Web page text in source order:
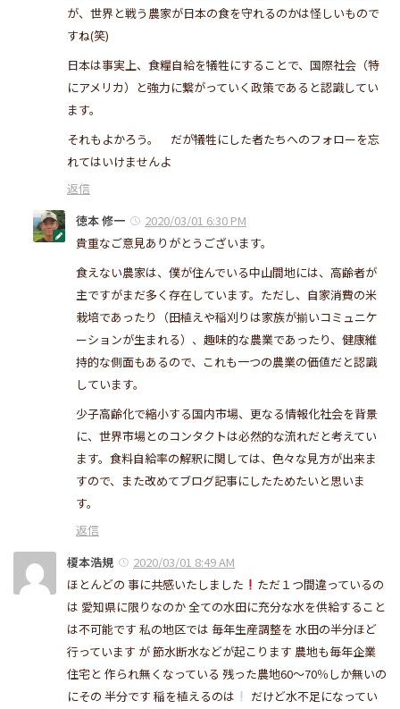
が、世界と戦う農家が日本の食を守れるのかは怪しいもので
すね(笑)
日本は事実上、食糧自給を犠牲にすることで、国際社会（特
にアメリカ）と強力に繋がっていく政策であると認識してい
ます。
それもよかろう。 だが犠牲にした者たちへのフォローを忘
れてはいけませんよ
返信
徳本 修一
2020/03/01 6:30 PM
貴重なご意見ありがとうございます。
食えない農家は、僕が住んでいる中山間地には、高齢者が
主ですがまだ多く存在しています。ただし、自家消費の米
栽培であったり（田植えや稲刈りは家族が揃いコミュニケ
ーションが生まれる）、趣味的な農業であったり、健康維
持的な側面もあるので、これも一つの農業の価値だと認識
しています。
少子高齢化で縮小する国内市場、更なる情報化社会を背景
に、世界市場とのコンタクトは必然的な流れだと考えてい
ます。食料自給率の解釈に関しては、色々な見方が出来ま
すので、また改めてブログ記事にしたためたいと思いま
す。
返信
榎本浩規
2020/03/01 8:49 AM
ほとんどの 事に共感いたしました
ただ１つ間違っているの
は 愛知県に限りなのか 全ての水田に充分な水を供給すること
は不可能です 私の地区では 毎年生産調整を 水田の半分ほど
行っています が 節水断水などが起こります 農地も毎年企業
住宅と 作られ無くなっている 残った農地60～70％しか無いの
にその 半分です 稲を植えるのは
だけど水不足になってい